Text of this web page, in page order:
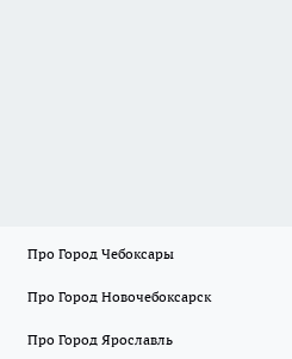
Про Город Чебоксары
Про Город Новочебоксарск
Про Город Ярославль